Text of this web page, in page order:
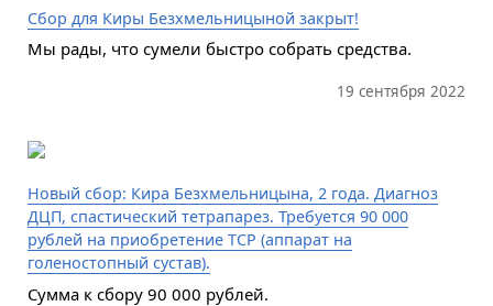
Сбор для Киры Безхмельницыной закрыт!
Мы рады, что сумели быстро собрать средства.
19 сентября 2022
Новый сбор: Кира Безхмельницына, 2 года. Диагноз
ДЦП, спастический тетрапарез. Требуется 90 000
рублей на приобретение ТСР (аппарат на
голеностопный сустав).
Сумма к сбору 90 000 рублей.